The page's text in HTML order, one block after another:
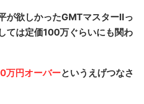
が欲しかったGMTマスターⅡっ
ては定価100万ぐらいにも関わ
万円オーバーというえげつなさ